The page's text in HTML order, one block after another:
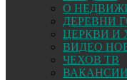
О
ДЕРЕВНИ
ЦЕРКВИ И
ВИДЕО
ЧЕХОВ ТВ
ВАКАНСИИ